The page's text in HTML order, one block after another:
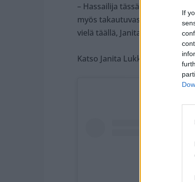
If
– Hassailija tässä moi, oon
myös takautuvasti, jee sain
vielä täällä, Janita päättää
Katso Janita Lukkarisen tuore